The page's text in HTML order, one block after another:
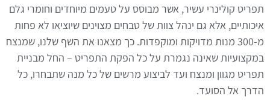
תפריט קולינרי עשיר, אשר מבוסס על טעמים מיוחדים וחומרי גלם
איכותיים, אלא גם ינהל צוות של טבחים מצוינים שיוציאו לא פחות
מ-300 מנות מדויקות ומוקפדות. כך מצאנו את השף שלנו, שמנצח
במקצועיות שאינה נגמרת על כל הפקת התפריט – החל מבניית
תפריט מגוון ומנצח ועד לביצוע מרשים של כל מנה שתבחרו, כל
הדרך אל הסועד.